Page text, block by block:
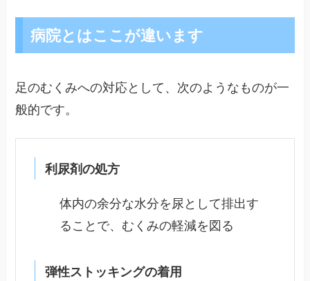
病院とはここが違います
足のむくみへの対応として、次のようなものが一
般的です。
利尿剤の処方
体内の余分な水分を尿として排出す
ることで、むくみの軽減を図る
弾性ストッキングの着用